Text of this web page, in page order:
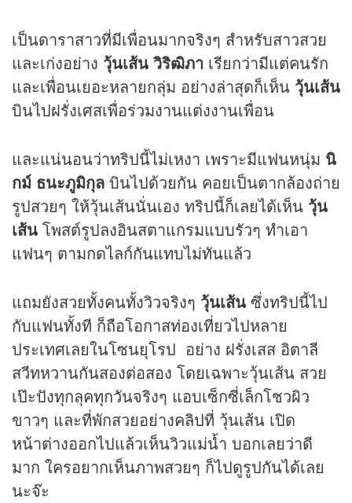
เป็นดาราสาวที่มีเพื่อนมากจริงๆ สำหรับสาวสวย
และเก่งอย่าง วุ้นเส้น วิริฒิภา เรียกว่ามีแต่คนรัก
และเพื่อนเยอะหลายกลุ่ม อย่างล่าสุดก็เห็น วุ้นเส้น
บินไปฝรั่งเศสเพื่อร่วมงานแต่งงานเพื่อน
และแน่นอนว่าทริปนี้ไม่เหงา เพราะมีแฟนหนุ่ม นิ
กม์ ธนะภูมิกุล บินไปด้วยกัน คอยเป็นตากล้องถ่าย
รูปสวยๆ ให้วุ้นเส้นนั่นเอง ทริปนี้ก็เลยได้เห็น วุ้น
เส้น โพสต์รูปลงอินสตาแกรมแบบรัวๆ ทำเอา
แฟนๆ ตามกดไลก์กันแทบไม่ทันแล้ว
แถมยังสวยทั้งคนทั้งวิวจริงๆ วุ้นเส้น ซึ่งทริปนี้ไป
กับแฟนทั้งที ก็ถือโอกาสท่องเที่ยวไปหลาย
ประเทศเลยในโซนยุโรป อย่าง ฝรั่งเสส อิตาลี
สวีทหวานกันสองต่อสอง โดยเฉพาะวุ้นเส้น สวย
เป๊ะปังทุกลุคทุกวันจริงๆ แอบเซ็กซี่เล็กโชวผิว
ขาวๆ และที่พักสวยอย่างคลิปที่ วุ้นเส้น เปิด
หน้าต่างออกไปแล้วเห็นวิวแม่น้ำ บอกเลยว่าดี
มาก ใครอยากเห็นภาพสวยๆ ก็ไปดูรูปกันได้เลย
นะจ๊ะ